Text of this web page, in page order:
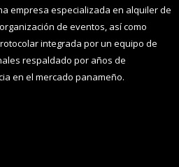
empresa especializada en alquiler de
de eventos, así como
integrada por un equipo de
respaldado por años de
en el mercado panameño.